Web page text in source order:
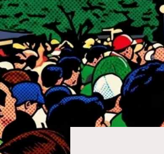
I+D+IEXPERTOS
SALUD
SUSTENTABILIDAD
TEMAS